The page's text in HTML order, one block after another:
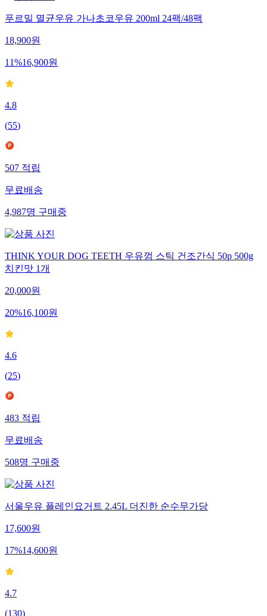
푸르밀 멸균우유 가나초코우유 200ml 24팩/48팩
18,900원
11%16,900원
4.8
(55)
507적립
무료배송
4,987명구매중
THINK YOUR DOG TEETH 우유껌 스틱 건조간식 50p 500g
치킨맛 1개
20,000원
20%16,100원
4.6
(25)
483적립
무료배송
508명구매중
서울우유 플레인요거트 2.45L 더진한 순수무가당
17,600원
17%14,600원
4.7